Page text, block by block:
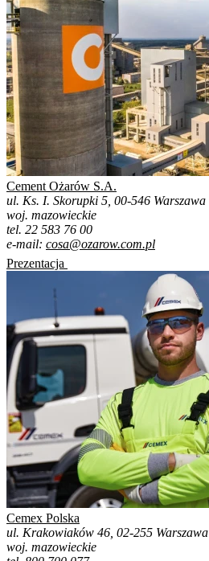
Cement Ożarów S.A.
ul. Ks. I. Skorupki 5, 00-546 Warszawa
woj. mazowieckie
tel. 22 583 76 00
e-mail: cosa@ozarow.com.pl
Prezentacja
Cemex Polska
ul. Krakowiaków 46, 02-255 Warszawa
woj. mazowieckie